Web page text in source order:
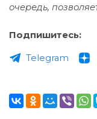
очередь,
Подпишитесь:
Telegram